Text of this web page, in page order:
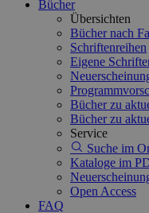
Bücher
Übersichten
Bücher nach
Schriftenreihen
Eigene
Bücher zu
Bücher zu
Service
Suche im
Kataloge im
Open Access
FAQ